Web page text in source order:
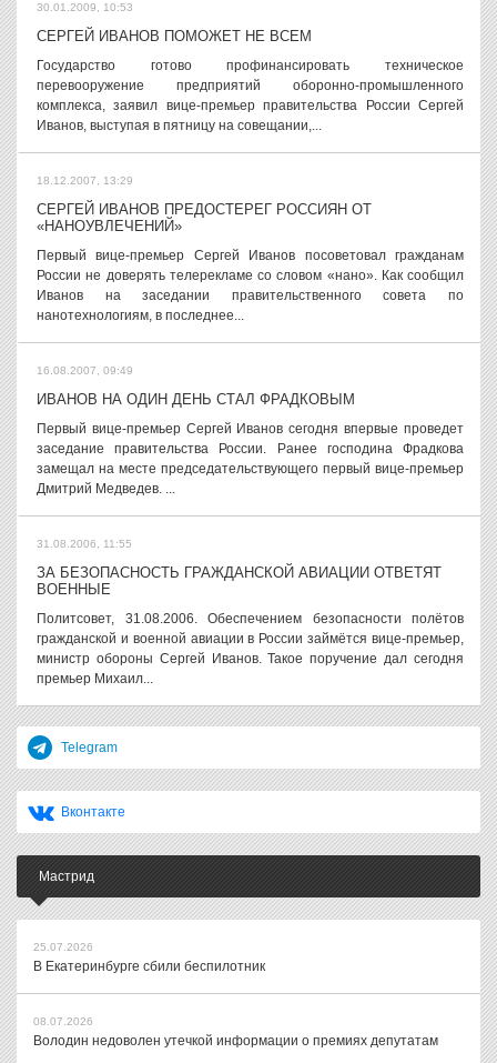
30.01.2009, 10:53
СЕРГЕЙ ИВАНОВ ПОМОЖЕТ НЕ ВСЕМ
Государство готово профинансировать техническое
перевооружение предприятий оборонно-промышленного
комплекса, заявил вице-премьер правительства России Сергей
Иванов, выступая в пятницу на совещании,...
18.12.2007, 13:29
СЕРГЕЙ ИВАНОВ ПРЕДОСТЕРЕГ РОССИЯН ОТ
«НАНОУВЛЕЧЕНИЙ»
Первый вице-премьер Сергей Иванов посоветовал гражданам
России не доверять телерекламе со словом «нано». Как сообщил
Иванов на заседании правительственного совета по
нанотехнологиям, в последнее...
16.08.2007, 09:49
ИВАНОВ НА ОДИН ДЕНЬ СТАЛ ФРАДКОВЫМ
Первый вице-премьер Сергей Иванов сегодня впервые проведет
заседание правительства России. Ранее господина Фрадкова
замещал на месте председательствующего первый вице-премьер
Дмитрий Медведев. ...
31.08.2006, 11:55
ЗА БЕЗОПАСНОСТЬ ГРАЖДАНСКОЙ АВИАЦИИ ОТВЕТЯТ
ВОЕННЫЕ
Политсовет, 31.08.2006. Обеспечением безопасности полётов
гражданской и военной авиации в России займётся вице-премьер,
министр обороны Сергей Иванов. Такое поручение дал сегодня
премьер Михаил...
Telegram
Вконтакте
Мастрид
25.07.2026
В Екатеринбурге сбили беспилотник
08.07.2026
Володин недоволен утечкой информации о премиях депутатам